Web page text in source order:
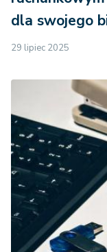
Węgry
Wielka Brytania
dla swojego
29 lipiec 2025